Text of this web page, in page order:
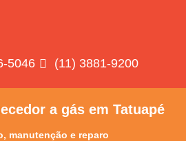
5046 (11) 3881-9200
a gás em Tatuapé
manutenção e reparo